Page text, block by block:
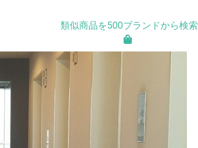
類似商品を500ブランドから検索